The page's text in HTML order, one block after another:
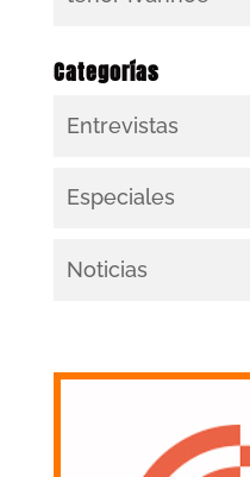
Categorías
Entrevistas
Especiales
Noticias